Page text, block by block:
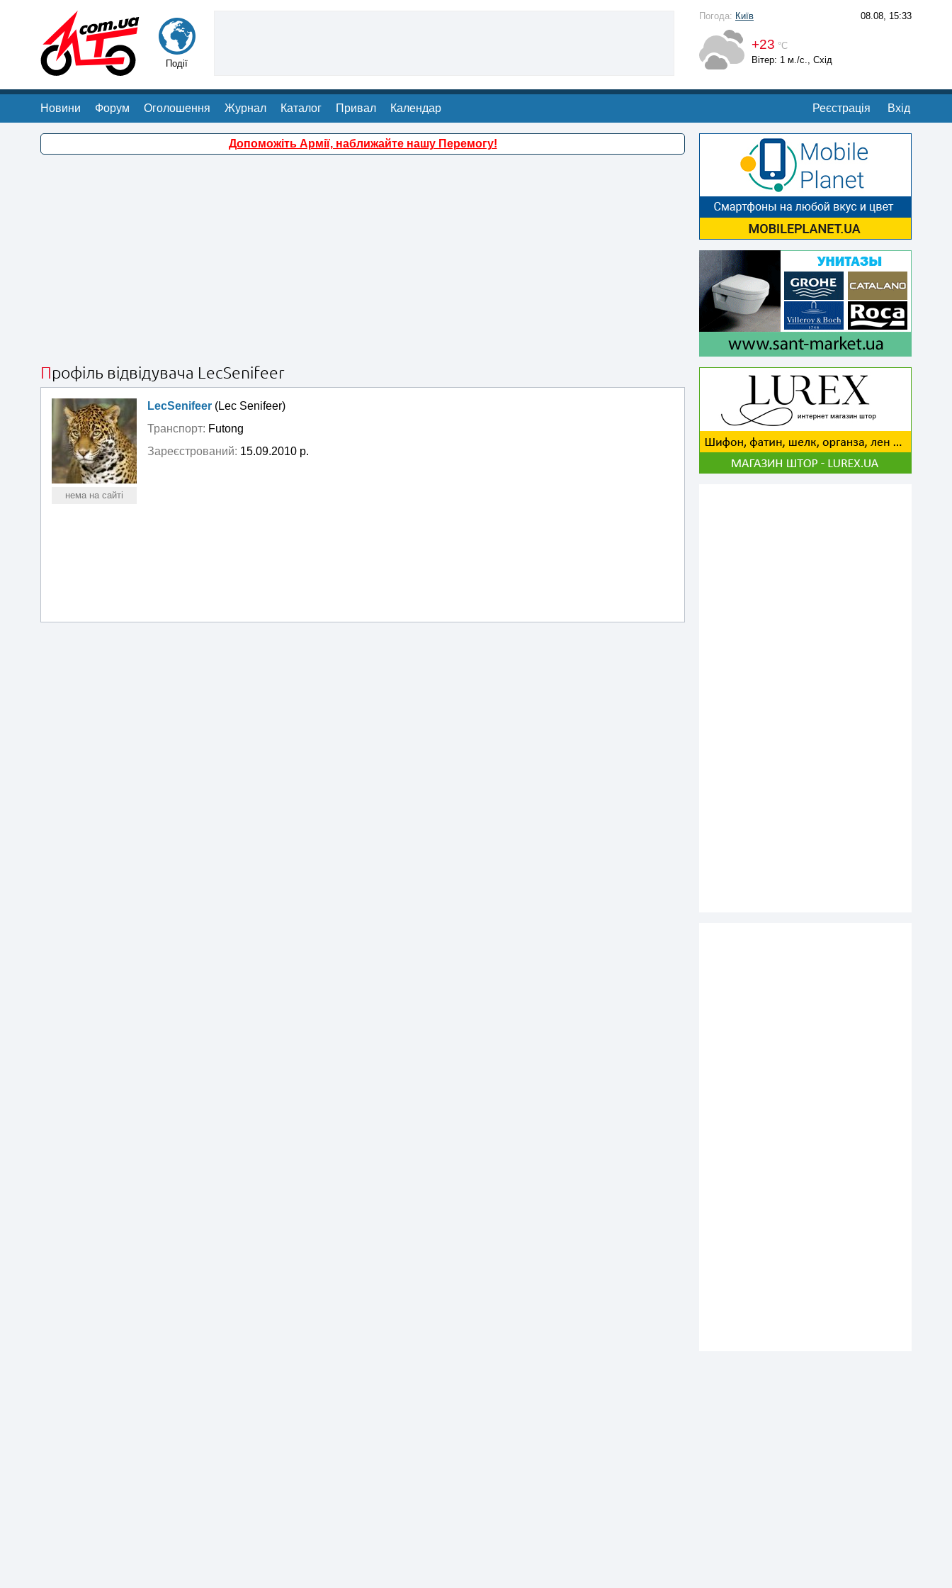
Події
Погода: Київ 08.08, 15:33
+23 °С
Вітер: 1 м./с., Схід
Новини Форум Оголошення Журнал Каталог Привал Календар Реєстрація Вхід
Допоможіть Армії, наближайте нашу Перемогу!
Профіль відвідувача LecSenifeer
нема на сайті
LecSenifeer (Lec Senifeer)
Транспорт: Futong
Зареєстрований: 15.09.2010 р.